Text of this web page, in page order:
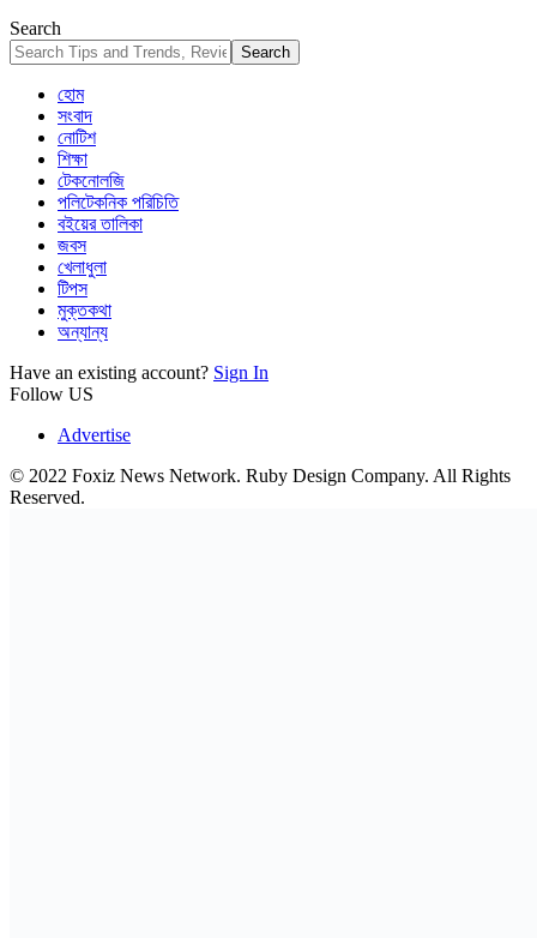
Search
হোম
সংবাদ
নোটিশ
শিক্ষা
টেকনোলজি
পলিটেকনিক পরিচিতি
বইয়ের তালিকা
জবস
খেলাধুলা
টিপস
মুক্তকথা
অন্যান্য
Have an existing account? Sign In
Follow US
Advertise
© 2022 Foxiz News Network. Ruby Design Company. All Rights
Reserved.